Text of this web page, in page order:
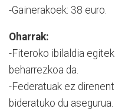
-Gainerakoek: 38 euro.
Oharrak:
-Fiteroko ibilaldia
beharrezkoa da.
-Federatuak ez
bideratuko du asegurua.